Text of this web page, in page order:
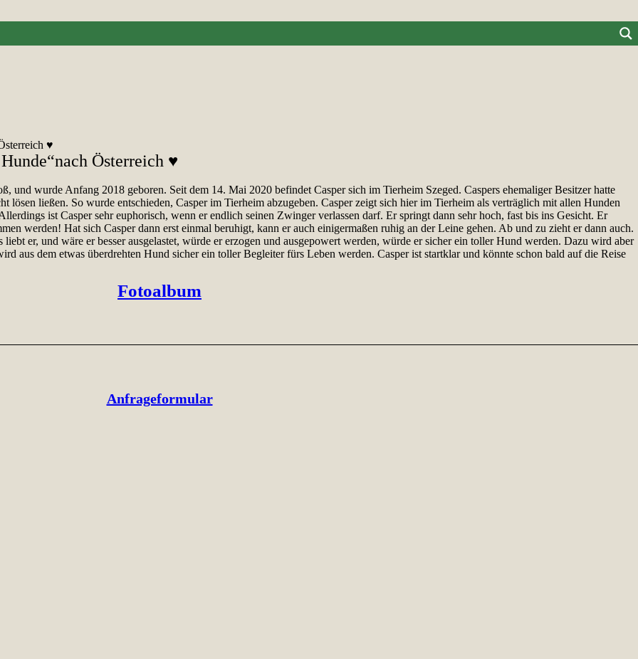
♥
Österreich ♥
und wurde Anfang 2018 geboren. Seit dem 14. Mai 2020 befindet Casper sich im Tierheim Szeged. Caspers ehemaliger Besitzer hatte
lösen ließen. So wurde entschieden, Casper im Tierheim abzugeben. Casper zeigt sich hier im Tierheim als verträglich mit allen Hunden
ist Casper sehr euphorisch, wenn er endlich seinen Zwinger verlassen darf. Er springt dann sehr hoch, fast bis ins Gesicht. Er
werden! Hat sich Casper dann erst einmal beruhigt, kann er auch einigermaßen ruhig an der Leine gehen. Ab und zu zieht er dann auch.
er, und wäre er besser ausgelastet, würde er erzogen und ausgepowert werden, würde er sicher ein toller Hund werden. Dazu wird aber
aus dem etwas überdrehten Hund sicher ein toller Begleiter fürs Leben werden. Casper ist startklar und könnte schon bald auf die Reise
Fotoalbum
Anfrageformular